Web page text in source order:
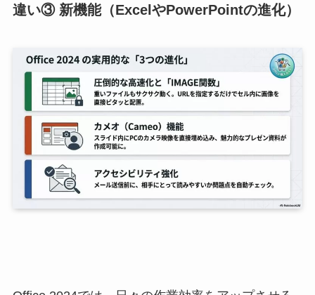
違い③ 新機能（ExcelやPowerPointの進化）